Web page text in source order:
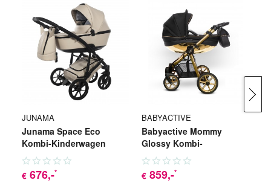
JUNAMA
Junama Space Eco
Kombi-Kinderwagen
€ 676,-*
BABYACTIVE
Babyactive Mommy
Glossy Kombi-
Kinderwagen
€ 859,-*